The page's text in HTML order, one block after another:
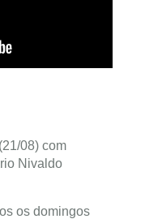
08) com
Nivaldo
os domingos